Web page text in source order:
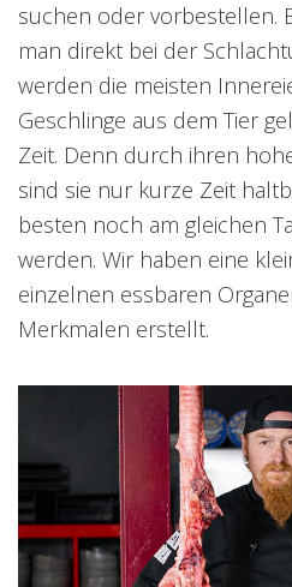
suchen oder vorbestellen.
man direkt bei der
werden die meisten
Geschlinge aus dem Tier
Zeit. Denn durch ihren
sind sie nur kurze Zeit
besten noch am gleichen
werden. Wir haben eine
einzelnen essbaren
Merkmalen erstellt.